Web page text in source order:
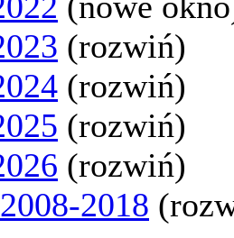
(rozwiń)
(rozwiń)
(rozwiń)
(rozwiń)
2018